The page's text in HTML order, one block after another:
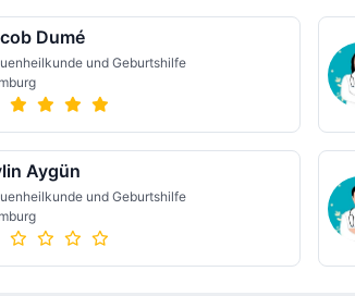
Dumé
und Geburtshilfe
Aygün
und Geburtshilfe